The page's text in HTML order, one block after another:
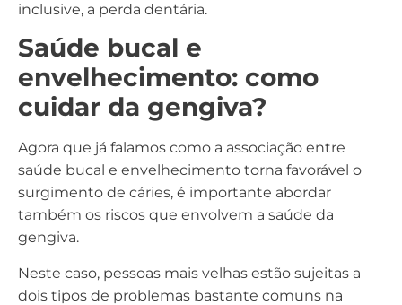
inclusive, a perda dentária.
Saúde bucal e
envelhecimento: como
cuidar da gengiva?
Agora que já falamos como a associação entre
saúde bucal e envelhecimento torna favorável o
surgimento de cáries, é importante abordar
também os riscos que envolvem a saúde da
gengiva.
Neste caso, pessoas mais velhas estão sujeitas a
dois tipos de problemas bastante comuns na